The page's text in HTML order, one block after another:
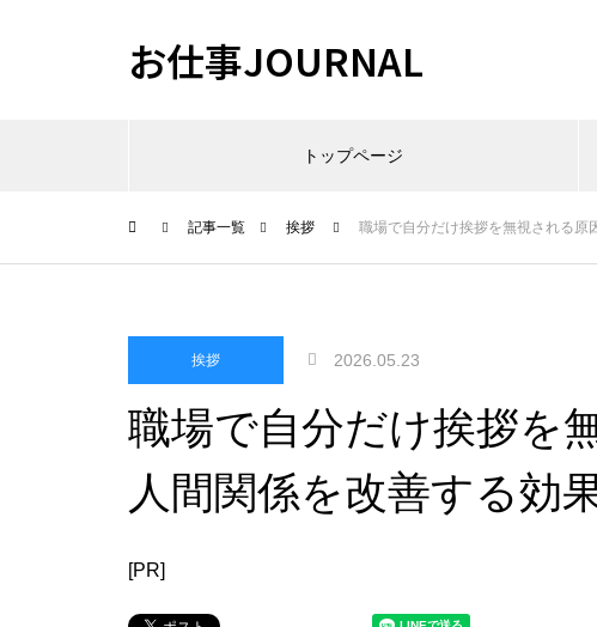
お仕事JOURNAL
トップページ
記事一覧 挨拶 職場で自分だけ挨拶を無視される原
挨拶 2026.05.23
職場で自分だけ挨拶を
人間関係を改善する効
[PR]